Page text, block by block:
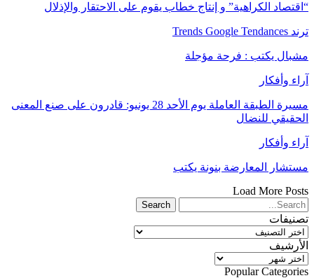
“اقتصاد الكراهية” و إنتاج خطاب يقوم على الاحتقار والإذلال
ترند Trends Google Tendances
مشبال يكتب : فرحة مؤجلة
آراء وأفكار
مسيرة الطبقة العاملة يوم الأحد 28 يونيو: قادرون على صنع المعنى
الحقيقي للنضال
آراء وأفكار
مستشار المعارضة بنونة يكتب
Load More Posts
تصنيفات
تصنيفات
الأرشيف
الأرشيف
Popular Categories